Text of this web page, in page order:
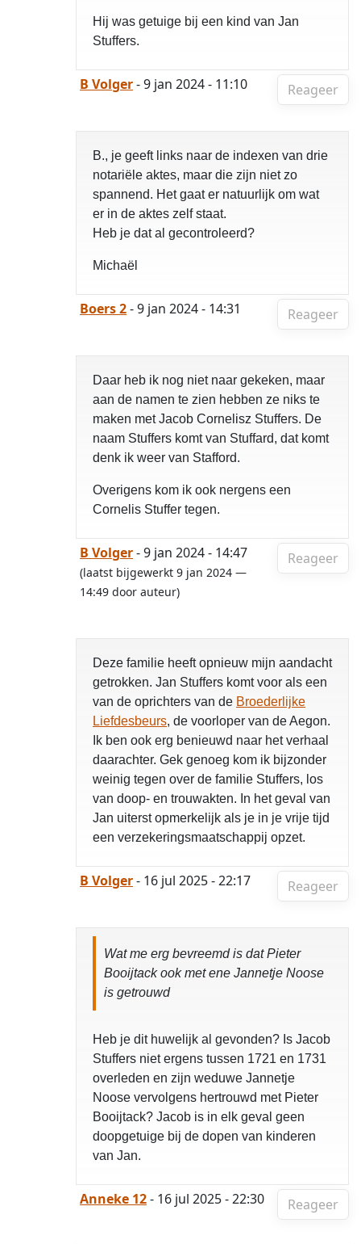
Hij was getuige bij een kind van Jan
Stuffers.
Reageer
B Volger- 9 jan 2024 - 11:10
B., je geeft links naar de indexen van drie
notariële aktes, maar die zijn niet zo
spannend. Het gaat er natuurlijk om wat
er in de aktes zelf staat.
Heb je dat al gecontroleerd?
Michaël
Reageer
Boers 2- 9 jan 2024 - 14:31
Daar heb ik nog niet naar gekeken, maar
aan de namen te zien hebben ze niks te
maken met Jacob Cornelisz Stuffers. De
naam Stuffers komt van Stuffard, dat komt
denk ik weer van Stafford.
Overigens kom ik ook nergens een
Cornelis Stuffer tegen.
Reageer
B Volger- 9 jan 2024 - 14:47
(laatst bijgewerkt 9 jan 2024 —
14:49 door auteur)
Deze familie heeft opnieuw mijn aandacht
getrokken. Jan Stuffers komt voor als een
van de oprichters van de Broederlijke
Liefdesbeurs, de voorloper van de Aegon.
Ik ben ook erg benieuwd naar het verhaal
daarachter. Gek genoeg kom ik bijzonder
weinig tegen over de familie Stuffers, los
van doop- en trouwakten. In het geval van
Jan uiterst opmerkelijk als je in je vrije tijd
een verzekeringsmaatschappij opzet.
Reageer
B Volger- 16 jul 2025 - 22:17
Wat me erg bevreemd is dat Pieter
Booijtack ook met ene Jannetje Noose
is getrouwd
Heb je dit huwelijk al gevonden? Is Jacob
Stuffers niet ergens tussen 1721 en 1731
overleden en zijn weduwe Jannetje
Noose vervolgens hertrouwd met Pieter
Booijtack? Jacob is in elk geval geen
doopgetuige bij de dopen van kinderen
van Jan.
Reageer
Anneke 12- 16 jul 2025 - 22:30